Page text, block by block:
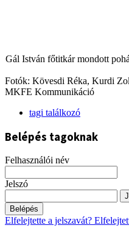
Gál István főtitkár mondott
Fotók: Kövesdi Réka, Kurdi
MKFE Kommunikáció
tagi találkozó
Belépés tagoknak
Felhasználói név
Jelszó
Belépés
Elfelejtette a jelszavát?